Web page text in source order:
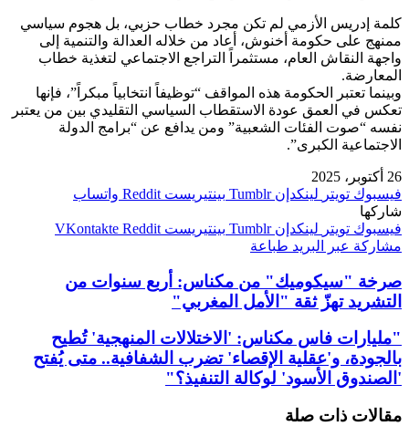
كلمة إدريس الأزمي لم تكن مجرد خطاب حزبي، بل هجوم سياسي
ممنهج على حكومة أخنوش، أعاد من خلاله العدالة والتنمية إلى
واجهة النقاش العام، مستثمراً التراجع الاجتماعي لتغذية خطاب
المعارضة.
وبينما تعتبر الحكومة هذه المواقف “توظيفاً انتخابياً مبكراً”، فإنها
تعكس في العمق عودة الاستقطاب السياسي التقليدي بين من يعتبر
نفسه “صوت الفئات الشعبية” ومن يدافع عن “برامج الدولة
الاجتماعية الكبرى”.
26 أكتوبر، 2025
فيسبوك تويتر لينكدإن بينتيريست
واتساب
شاركها
فيسبوك تويتر لينكدإن بينتيريست
مشاركة عبر البريد طباعة
صرخة "سيكوميك" من مكناس: أربع سنوات من
التشريد تهزّ ثقة "الأمل المغربي"
"مليارات فاس مكناس: 'الاختلالات المنهجية' تُطيح
بالجودة، و'عقلية الإقصاء' تضرب الشفافية.. متى يُفتح
'الصندوق الأسود' لوكالة التنفيذ؟"
مقالات ذات صلة